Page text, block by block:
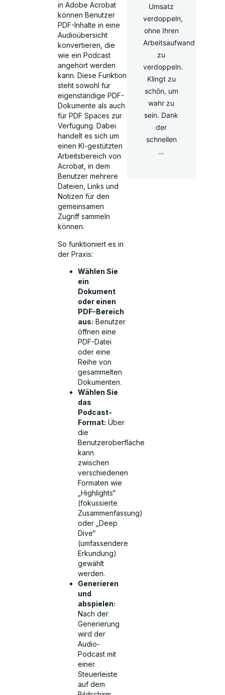
in Adobe Acrobat
können Benutzer
PDF-Inhalte in eine
Audioübersicht
konvertieren, die
wie ein Podcast
angehört werden
kann. Diese Funktion
steht sowohl für
eigenständige PDF-
Dokumente als auch
für PDF Spaces zur
Verfügung. Dabei
handelt es sich um
einen KI-gestützten
Arbeitsbereich von
Acrobat, in dem
Benutzer mehrere
Dateien, Links und
Notizen für den
gemeinsamen
Zugriff sammeln
können.
So funktioniert es in
der Praxis:
Wählen Sie
ein
Dokument
oder einen
PDF-Bereich
aus: Benutzer
öffnen eine
PDF-Datei
oder eine
Reihe von
gesammelten
Dokumenten.
Wählen Sie
das
Podcast-
Format: Über
die
Benutzeroberfläche
kann
zwischen
verschiedenen
Formaten wie
„Highlights“
(fokussierte
Zusammenfassung)
oder „Deep
Dive“
(umfassendere
Erkundung)
gewählt
werden.
Generieren
und
abspielen:
Nach der
Generierung
wird der
Audio-
Podcast mit
einer
Steuerleiste
auf dem
Umsatz
verdoppeln,
ohne Ihren
Arbeitsaufwand
zu
verdoppeln.
Klingt zu
schön, um
wahr zu
sein. Dank
der
schnellen
…